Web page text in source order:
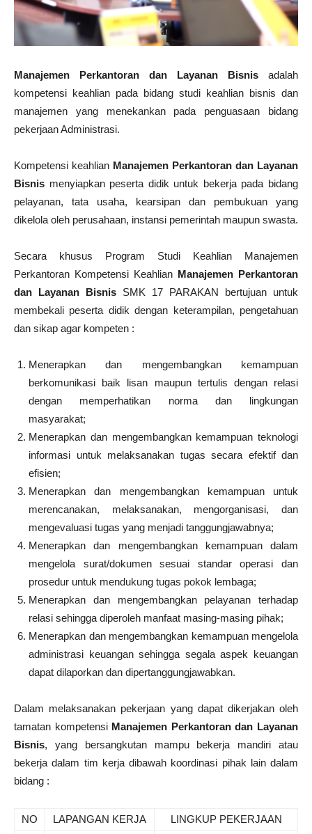
Manajemen Perkantoran dan Layanan Bisnis adalah
kompetensi keahlian pada bidang studi keahlian bisnis dan
manajemen yang menekankan pada penguasaan bidang
pekerjaan Administrasi.
Kompetensi keahlian Manajemen Perkantoran dan Layanan
Bisnis menyiapkan peserta didik untuk bekerja pada bidang
pelayanan, tata usaha, kearsipan dan pembukuan yang
dikelola oleh perusahaan, instansi pemerintah maupun swasta.
Secara khusus Program Studi Keahlian Manajemen
Perkantoran Kompetensi Keahlian Manajemen Perkantoran
dan Layanan Bisnis SMK 17 PARAKAN bertujuan untuk
membekali peserta didik dengan keterampilan, pengetahuan
dan sikap agar kompeten :
Menerapkan dan mengembangkan kemampuan
berkomunikasi baik lisan maupun tertulis dengan relasi
dengan memperhatikan norma dan lingkungan
masyarakat;
Menerapkan dan mengembangkan kemampuan teknologi
informasi untuk melaksanakan tugas secara efektif dan
efisien;
Menerapkan dan mengembangkan kemampuan untuk
merencanakan, melaksanakan, mengorganisasi, dan
mengevaluasi tugas yang menjadi tanggungjawabnya;
Menerapkan dan mengembangkan kemampuan dalam
mengelola surat/dokumen sesuai standar operasi dan
prosedur untuk mendukung tugas pokok lembaga;
Menerapkan dan mengembangkan pelayanan terhadap
relasi sehingga diperoleh manfaat masing-masing pihak;
Menerapkan dan mengembangkan kemampuan mengelola
administrasi keuangan sehingga segala aspek keuangan
dapat dilaporkan dan dipertanggungjawabkan.
Dalam melaksanakan pekerjaan yang dapat dikerjakan oleh
tamatan kompetensi Manajemen Perkantoran dan Layanan
Bisnis, yang bersangkutan mampu bekerja mandiri atau
bekerja dalam tim kerja dibawah koordinasi pihak lain dalam
bidang :
NO LAPANGAN KERJA
LINGKUP PEKERJAAN